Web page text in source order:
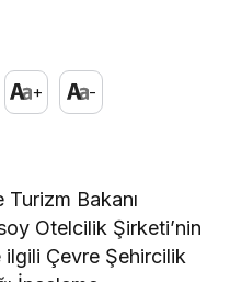
+ -
Bakanı
Otelcilik Şirketi’nin
ilgili Çevre Şehircilik